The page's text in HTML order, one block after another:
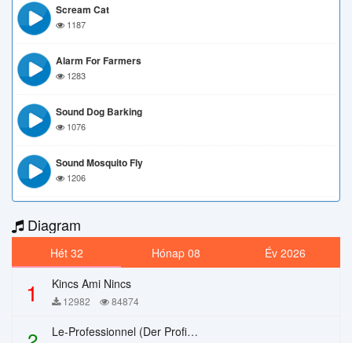
Scream Cat
1187
Alarm For Farmers
1283
Sound Dog Barking
1076
Sound Mosquito Fly
1206
Diagram
Hét 32 Hónap 08 Év 2026
1 Kincs Ami Nincs
12982 84874
Le-Professionnel (Der Profi) – Chi Mai